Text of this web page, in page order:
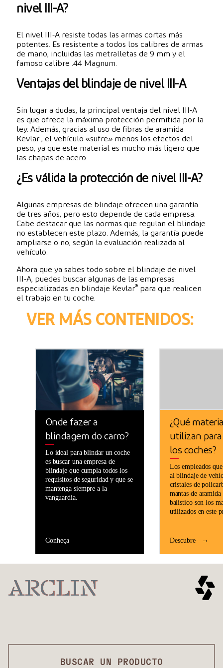
nivel III-A?
El nivel III-A resiste todas las armas cortas más
potentes. Es resistente a todos los calibres de armas
de mano, incluidas las metralletas de 9 mm y el
famoso calibre .44 Magnum.
Ventajas del blindaje de nivel III-A
Sin lugar a dudas, la principal ventaja del nivel III-A
es que ofrece la máxima protección permitida por la
ley. Además, gracias al uso de fibras de aramida
Kevlar , el vehículo «sufre» menos los efectos del
peso, ya que este material es mucho más ligero que
las chapas de acero.
¿Es válida la protección de nivel III-A?
Algunas empresas de blindaje ofrecen una garantía
de tres años, pero esto depende de cada empresa.
Cabe destacar que las normas que regulan el blindaje
no establecen este plazo. Además, la garantía puede
ampliarse o no, según la evaluación realizada al
vehículo.
Ahora que ya sabes todo sobre el blindaje de nivel
III-A, puedes buscar algunas de las empresas
especializadas en blindaje Kevlar® para que realicen
el trabajo en tu coche.
VER MÁS CONTENIDOS:
Onde fazer a
blindagem do carro?
Lo ideal para blindar un coche
es buscar una empresa de
blindaje que cumpla todos los
requisitos de seguridad y que se
mantenga siempre a la
vanguardia.
Conheça
¿Qué
utilizan
los coches?
Los empleados
al blindaje de
cristales de
mantas de
balístico son los
utilizados en este
Descubre
BUSCAR UN PRODUCTO